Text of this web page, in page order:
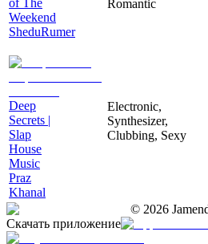
Weekend
SheduRumer
Romantic
Deep
Secrets |
Slap
House
Music
Praz
Khanal
Electronic,
Synthesizer,
Clubbing, Sexy
© 2026
Скачать приложение